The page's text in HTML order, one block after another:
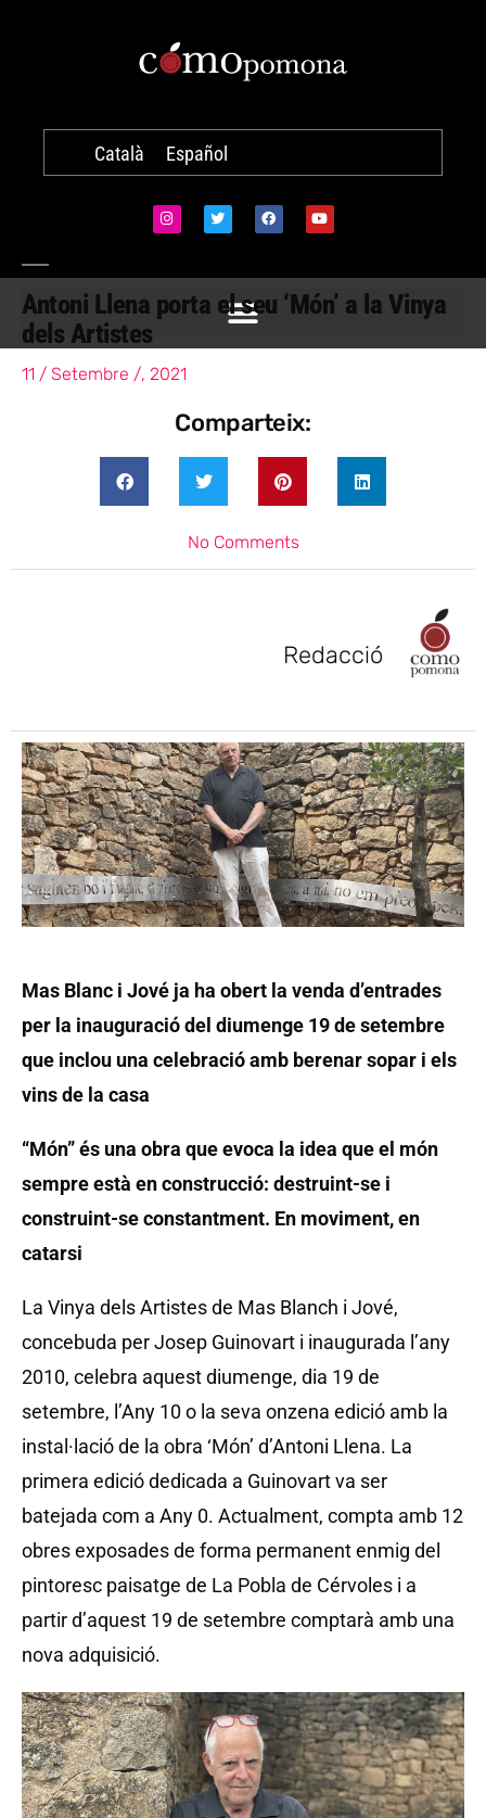
Català Español
Antoni Llena porta el seu ‘Món’ a la Vinya
dels Artistes
11 / Setembre /, 2021
Comparteix:
No Comments
Redacció
Mas Blanc i Jové ja ha obert la venda d’entrades
per la inauguració del diumenge 19 de setembre
que inclou una celebració amb berenar sopar i els
vins de la casa
“Món” és una obra que evoca la idea que el món
sempre està en construcció: destruint-se i
construint-se constantment. En moviment, en
catarsi
La Vinya dels Artistes de Mas Blanch i Jové,
concebuda per Josep Guinovart i inaugurada l’any
2010, celebra aquest diumenge, dia 19 de
setembre, l’Any 10 o la seva onzena edició amb la
instal·lació de la obra ‘Món’ d’Antoni Llena. La
primera edició dedicada a Guinovart va ser
batejada com a Any 0. Actualment, compta amb 12
obres exposades de forma permanent enmig del
pintoresc paisatge de La Pobla de Cérvoles i a
partir d’aquest 19 de setembre comptarà amb una
nova adquisició.